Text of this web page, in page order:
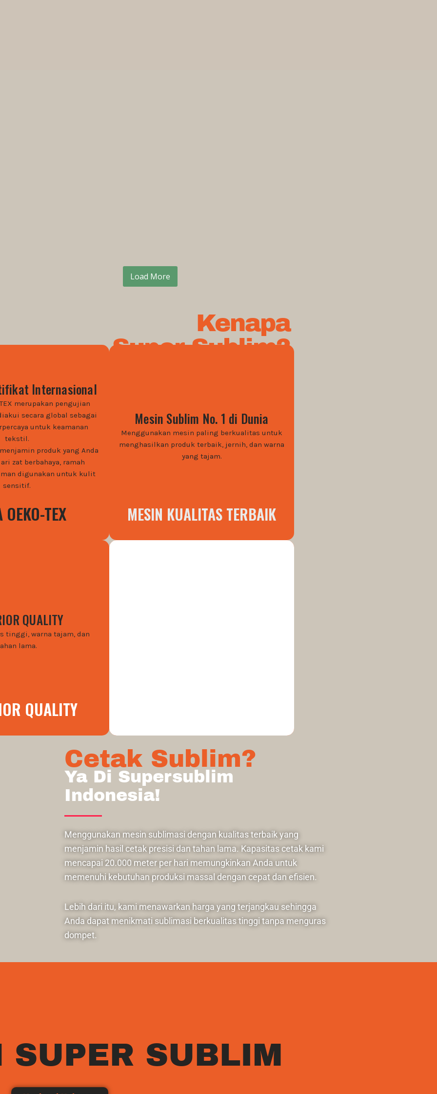
Load More
Kenapa
Super Sublim?
TEX
Internasional
merupakan pengujian
secara global sebagai
untuk keamanan
tekstil.
produk yang Anda
zat berbahaya, ramah
digunakan untuk kulit
sensitif.
MESIN KUALITAS TERBAIK
Mesin Sublim No. 1 di Dunia
Menggunakan mesin paling berkualitas untuk
menghasilkan produk terbaik, jernih, dan warna
yang tajam.
QUALITY
QUALITY
tinggi, warna tajam, dan
lama.
Cetak Sublim?
Ya Di Supersublim
Indonesia!
Menggunakan mesin sublimasi dengan kualitas terbaik yang
menjamin hasil cetak presisi dan tahan lama. Kapasitas cetak kami
mencapai 20.000 meter per hari memungkinkan Anda untuk
memenuhi kebutuhan produksi massal dengan cepat dan efisien.
Lebih dari itu, kami menawarkan harga yang terjangkau sehingga
Anda dapat menikmati sublimasi berkualitas tinggi tanpa menguras
dompet.
SUPER SUBLIM